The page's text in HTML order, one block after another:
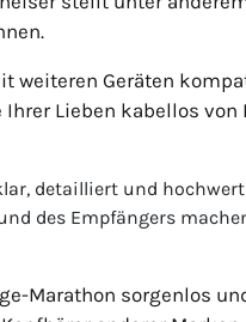
Geräten
Lieben kabellos
detailliert und
des Empfängers
Marathon sorgenlos